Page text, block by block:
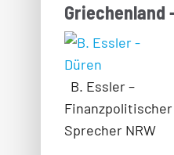
Griechenland
B. Essler –
Finanzpolitischer
Sprecher NRW